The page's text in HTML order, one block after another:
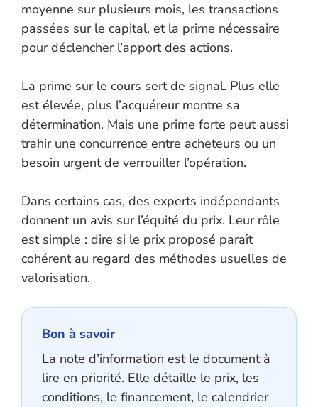
moyenne sur plusieurs mois, les transactions
passées sur le capital, et la prime nécessaire
pour déclencher l’apport des actions.
La prime sur le cours sert de signal. Plus elle
est élevée, plus l’acquéreur montre sa
détermination. Mais une prime forte peut aussi
trahir une concurrence entre acheteurs ou un
besoin urgent de verrouiller l’opération.
Dans certains cas, des experts indépendants
donnent un avis sur l’équité du prix. Leur rôle
est simple : dire si le prix proposé paraît
cohérent au regard des méthodes usuelles de
valorisation.
Bon à savoir
La note d’information est le document à
lire en priorité. Elle détaille le prix, les
conditions, le financement, le calendrier